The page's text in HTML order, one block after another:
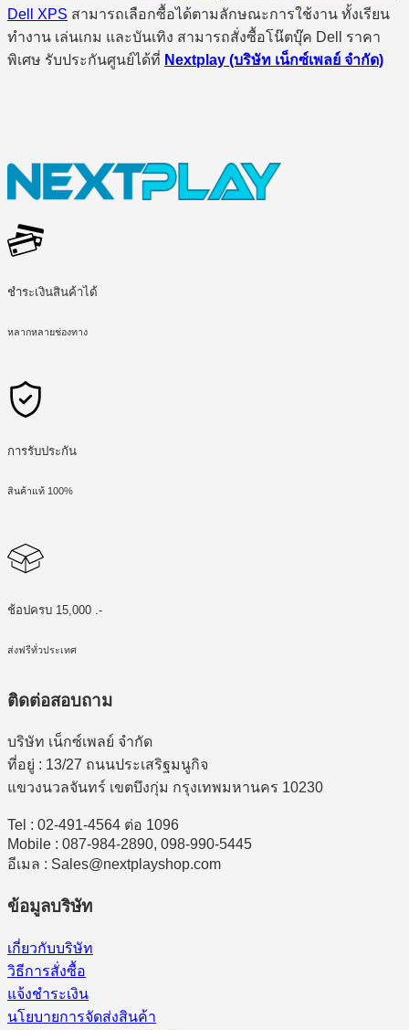
Dell XPS สามารถเลือกซื้อได้ตามลักษณะการใช้งาน ทั้งเรียน
ทำงาน เล่นเกม และบันเทิง สามารถสั่งซื้อโน๊ตบุ๊ค Dell ราคา
พิเศษ รับประกันศูนย์ได้ที่ Nextplay (บริษัท เน็กซ์เพลย์ จำกัด)
ชำระเงินสินค้าได้
หลากหลายช่องทาง
การรับประกัน
สินค้าแท้ 100%
ช้อปครบ 15,000 .-
ส่งฟรีทั่วประเทศ
ติดต่อสอบถาม
บริษัท เน็กซ์เพลย์ จำกัด
ที่อยู่ : 13/27 ถนนประเสริฐมนูกิจ
แขวงนวลจันทร์ เขตบึงกุ่ม กรุงเทพมหานคร 10230
Tel : 02-491-4564 ต่อ 1096
Mobile : 087-984-2890, 098-990-5445
อีเมล : Sales@nextplayshop.com
ข้อมูลบริษัท
เกี่ยวกับบริษัท
วิธีการสั่งซื้อ
แจ้งชำระเงิน
นโยบายการจัดส่งสินค้า